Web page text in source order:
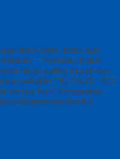
0812-2282-1060 Jual
– Temukan Paket
harga paling murah dan
sekolah TK, PAUD , SD
semua level Pengajaran
sebagaimana berikut :